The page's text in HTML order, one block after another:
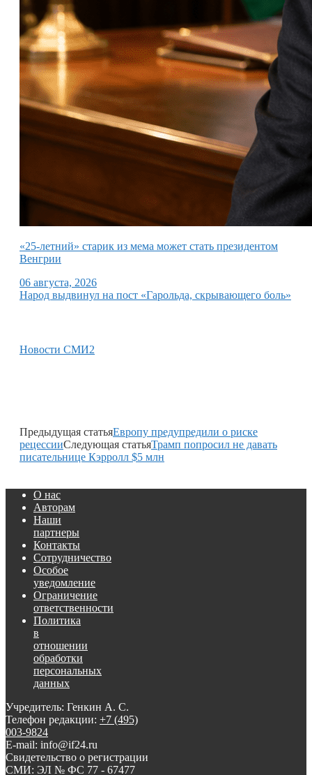
«25-летний» старик из мема может стать президентом
Венгрии
06 августа, 2026
Народ выдвинул на пост «Гарольда, скрывающего боль»
Новости СМИ2
Предыдущая статьяЕвропу предупредили о риске
рецессииСледующая статьяТрамп попросил не давать
писательнице Кэрролл $5 млн
О нас
Авторам
Наши
партнеры
Контакты
Сотрудничество
Особое
уведомление
Ограничение
ответственности
Политика
в
отношении
обработки
персональных
данных
Учредитель: Генкин А. С.
Телефон редакции: +7 (495)
003-9824
E-mail: info@if24.ru
Свидетельство о регистрации
СМИ: ЭЛ № ФС 77 - 67477